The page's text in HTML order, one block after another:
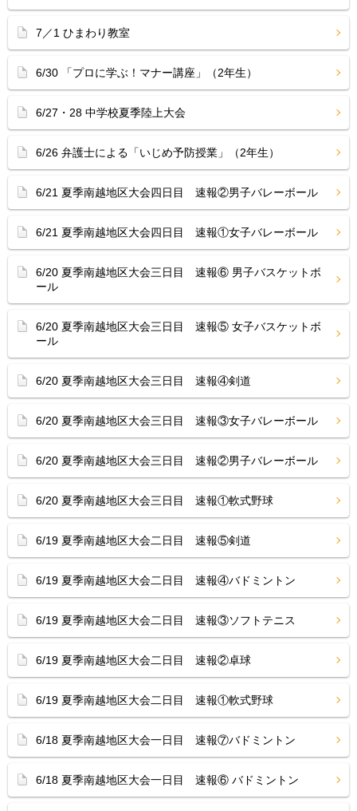
7／1 ひまわり教室
6/30 「プロに学ぶ！マナー講座」（2年生）
6/27・28 中学校夏季陸上大会
6/26 弁護士による「いじめ予防授業」（2年生）
6/21 夏季南越地区大会四日目 速報②男子バレーボール
6/21 夏季南越地区大会四日目 速報①女子バレーボール
6/20 夏季南越地区大会三日目 速報⑥ 男子バスケットボ
ール
6/20 夏季南越地区大会三日目 速報⑤ 女子バスケットボ
ール
6/20 夏季南越地区大会三日目 速報④剣道
6/20 夏季南越地区大会三日目 速報③女子バレーボール
6/20 夏季南越地区大会三日目 速報②男子バレーボール
6/20 夏季南越地区大会三日目 速報①軟式野球
6/19 夏季南越地区大会二日目 速報⑤剣道
6/19 夏季南越地区大会二日目 速報④バドミントン
6/19 夏季南越地区大会二日目 速報③ソフトテニス
6/19 夏季南越地区大会二日目 速報②卓球
6/19 夏季南越地区大会二日目 速報①軟式野球
6/18 夏季南越地区大会一日目 速報⑦バドミントン
6/18 夏季南越地区大会一日目 速報⑥ バドミントン